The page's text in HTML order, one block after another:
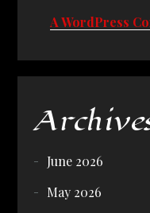
A WordPress
June 2026
May 2026